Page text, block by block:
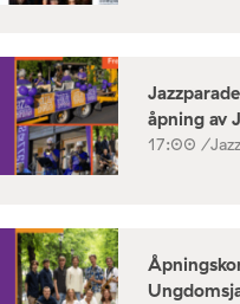
åpning av
17:00 /